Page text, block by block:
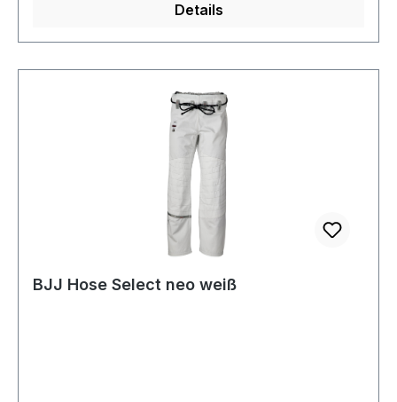
Details
BJJ Hose Select neo weiß